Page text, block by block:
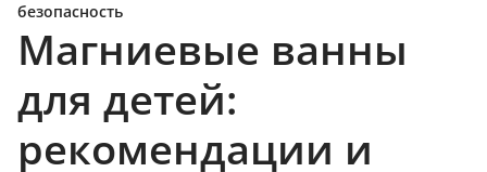
безопасность
Магниевые ванны
для детей:
рекомендации и